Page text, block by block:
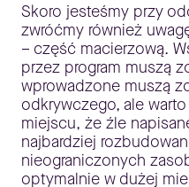
Skoro jesteśmy przy
zwróćmy również
– część macierzową.
przez program muszą
wprowadzone muszą
odkrywczego, ale
miejscu, że źle
najbardziej
nieograniczonych
optymalnie w dużej